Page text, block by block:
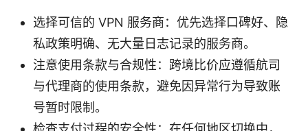
选择可信的 VPN 服务商：优先选择口碑好、隐
私政策明确、无大量日志记录的服务商。
注意使用条款与合规性：跨境比价应遵循航司
与代理商的使用条款，避免因异常行为导致账
号暂时限制。